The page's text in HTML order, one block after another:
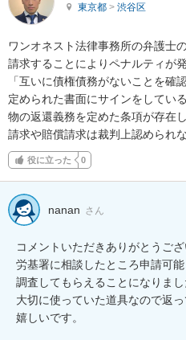
東京都 > 渋谷区
ワンオネスト法律事務所の弁護士
請求することによりペナルティが
「互いに債権債務がないことを確
定められた書面にサインをしてい
物の返還義務を定めた条項が存在
請求や賠償請求は裁判上認められ
役に立った 0
nanan さん
コメントいただきありがとうござ
労基署に相談したところ申請可
調査してもらえることになりまし
大切に使っていた道具なので返っ
嬉しいです。